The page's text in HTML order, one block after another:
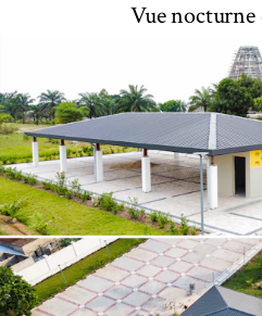
Vue nocturne